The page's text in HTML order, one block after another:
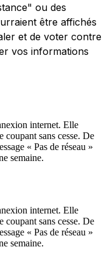
ou des
être affichés
et de voter contre
vos informations